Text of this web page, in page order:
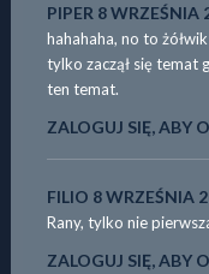
PIPER 8 WRZEŚNIA
hahahaha, no to
tylko zaczął się temat
ten temat.
ZALOGUJ SIĘ, ABY
FILIO 8 WRZEŚNIA
Rany, tylko nie
ZALOGUJ SIĘ, ABY